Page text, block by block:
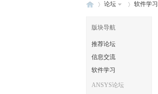
流 »
论坛 软件学习
版块导航
推荐论坛
信息交流
软件学习
ANSYS论坛